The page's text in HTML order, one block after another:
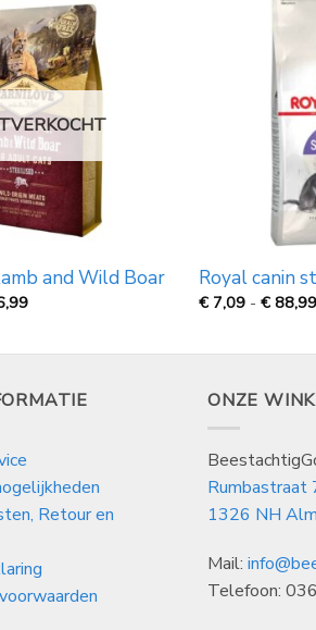
and Wild Boar
Prijsklasse:
Royal canin
€ 7,09 - €88,99
Retour en
ONZE
Rumbastraat
1326 NH
Mail:
Telefoon: